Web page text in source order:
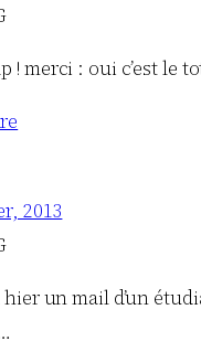
! merci : oui c’est le
2013
hier un mail d’un